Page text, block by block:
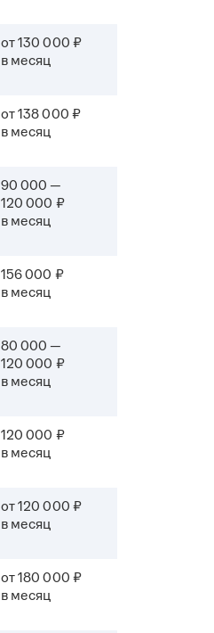
от 130 000 ₽
в месяц
от 138 000 ₽
в месяц
90 000 —
120 000 ₽
в месяц
156 000 ₽
в месяц
80 000 —
120 000 ₽
в месяц
120 000 ₽
в месяц
от 120 000 ₽
в месяц
от 180 000 ₽
в месяц